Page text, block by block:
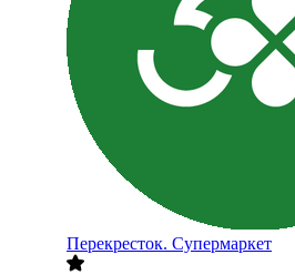
Перекресток. Супермаркет